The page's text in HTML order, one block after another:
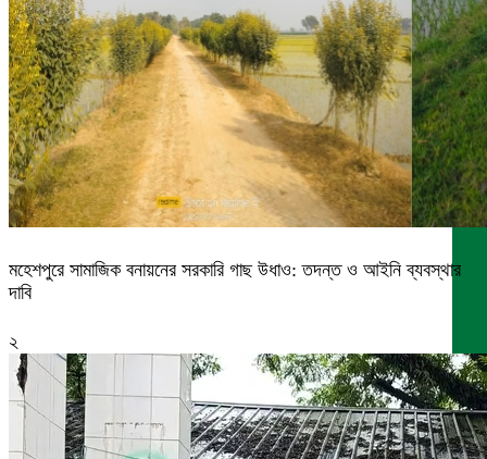
মহেশপুরে সামাজিক বনায়নের সরকারি গাছ উধাও: তদন্ত ও আইনি ব্যবস্থার
দাবি
২